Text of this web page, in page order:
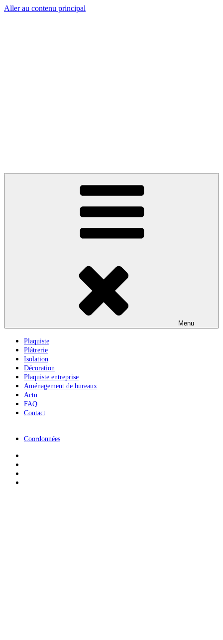
Aller au contenu principal
Menu
Plaquiste
Plâtrerie
Isolation
Décoration
Plaquiste entreprise
Aménagement de bureaux
Actu
FAQ
Contact
Coordonnées